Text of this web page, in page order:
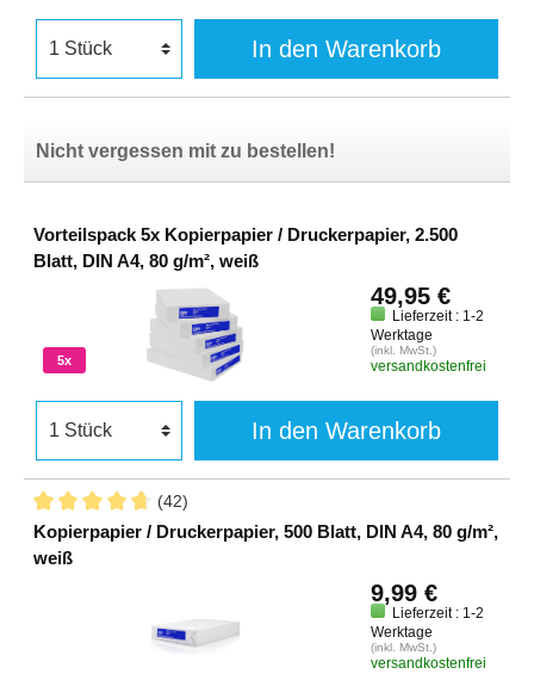
In den Warenkorb
Nicht vergessen mit zu bestellen!
Vorteilspack 5x Kopierpapier / Druckerpapier, 2.500
Blatt, DIN A4, 80 g/m², weiß
5x
49,95 €
Lieferzeit : 1-2
Werktage
(inkl. MwSt.)
versandkostenfrei
In den Warenkorb
(42)
Kopierpapier / Druckerpapier, 500 Blatt, DIN A4, 80 g/m²,
weiß
9,99 €
Lieferzeit : 1-2
Werktage
(inkl. MwSt.)
versandkostenfrei